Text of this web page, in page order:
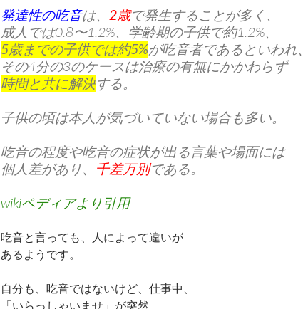
発達性の吃音は、 2歳で発生することが多く、
成人では0.8〜1.2%、学齢期の子供で約1.2%、
5歳までの子供では約5%が吃音者であるといわれ、
その4分の3のケースは治療の有無にかかわらず
時間と共に解決する。
子供の頃は本人が気づいていない場合も多い。
吃音の程度や吃音の症状が出る言葉や場面には
個人差があり、
千差万別である。
wikiペディアより引用
吃音と言っても、人によって違いが
あるようです。
自分も、吃音ではないけど、仕事中、
「いらっしゃいませ」が突然